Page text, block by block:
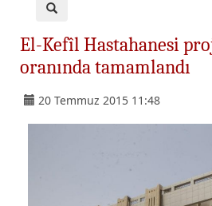
El-Kefîl Hastahanesi
oranında tamamlandı
20 Temmuz 2015 11:48